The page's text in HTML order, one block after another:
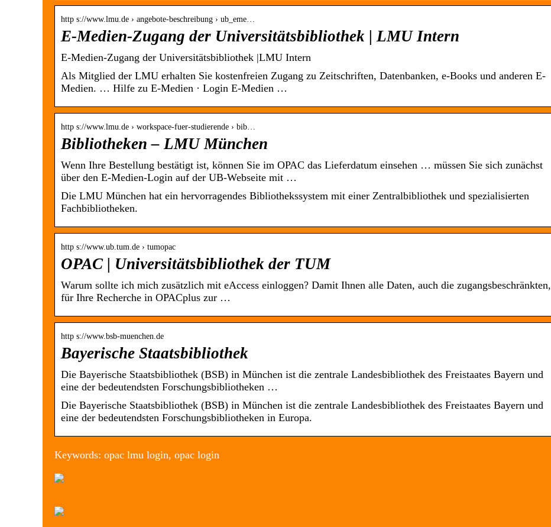
http s://www.lmu.de › angebote-beschreibung › ub_eme…
E-Medien-Zugang der Universitätsbibliothek | LMU Intern
E-Medien-Zugang der Universitätsbibliothek |LMU Intern
Als Mitglied der LMU erhalten Sie kostenfreien Zugang zu Zeitschriften, Datenbanken, e-Books und anderen E-
Medien. … Hilfe zu E-Medien · Login E-Medien …
http s://www.lmu.de › workspace-fuer-studierende › bib…
Bibliotheken – LMU München
Wenn Ihre Bestellung bestätigt ist, können Sie im OPAC das Lieferdatum einsehen … müssen Sie sich zunächst
über den E-Medien-Login auf der UB-Webseite mit …
Die LMU München hat ein hervorragendes Bibliothekssystem mit einer Zentralbibliothek und spezialisierten
Fachbibliotheken.
http s://www.ub.tum.de › tumopac
OPAC | Universitätsbibliothek der TUM
Warum sollte ich mich zusätzlich mit eAccess einloggen? Damit Ihnen alle Daten, auch die zugangsbeschränkten,
für Ihre Recherche in OPACplus zur …
http s://www.bsb-muenchen.de
Bayerische Staatsbibliothek
Die Bayerische Staatsbibliothek (BSB) in München ist die zentrale Landesbibliothek des Freistaates Bayern und
eine der bedeutendsten Forschungsbibliotheken …
Die Bayerische Staatsbibliothek (BSB) in München ist die zentrale Landesbibliothek des Freistaates Bayern und
eine der bedeutendsten Forschungsbibliotheken in Europa.
Keywords: opac lmu login, opac login